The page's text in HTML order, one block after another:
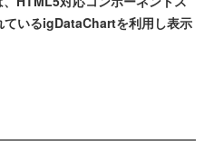
いるigDataChartを利用し表示